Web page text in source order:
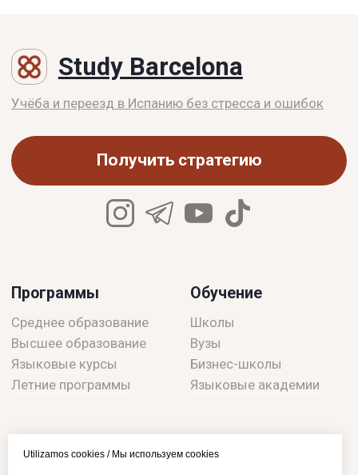
Utilizamos cookies / Мы используем cookies